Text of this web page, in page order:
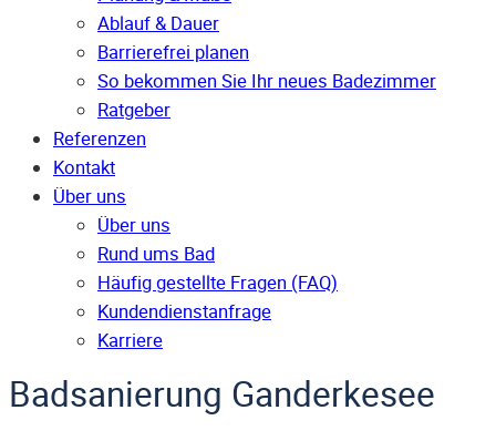
Ablauf & Dauer
Barrierefrei planen
So bekommen Sie Ihr neues Badezimmer
Ratgeber
Referenzen
Kontakt
Über uns
Über uns
Rund ums Bad
Häufig gestellte Fragen (FAQ)
Kunden­dienst­anfrage
Karriere
Badsanierung Ganderkesee